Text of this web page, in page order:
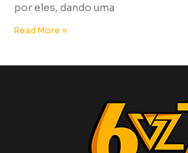
por eles, dando uma
Read More »